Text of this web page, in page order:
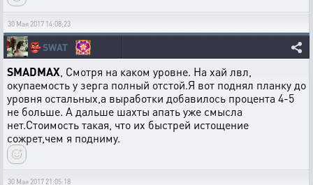
30 Мая 2017 14:08:23
👺SWAT
SMADMAX , Смотря на каком уровне. На хай лвл,
окупаемость у зерга полный отстой.Я вот поднял планку до
уровня остальных,а выработки добавилось процента 4-5
не больше. А дальше шахты апать уже смысла
нет.Стоимость такая, что их быстрей истощение
сожрет,чем я подниму.
30 Мая 2017 21:05:18